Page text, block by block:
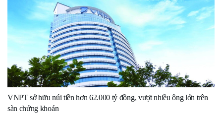
VNPT sở hữu núi tiền hơn 62.000 tỷ đồng, vượt nhiều ông lớn trên
sàn chứng khoán